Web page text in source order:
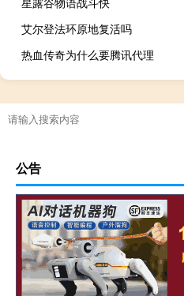
艾尔登法环原地复活吗
热血传奇为什么要腾讯代理
公告